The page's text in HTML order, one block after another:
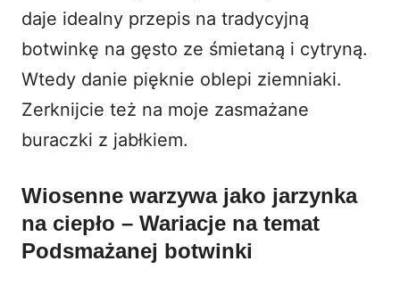
daje idealny przepis na tradycyjną
botwinkę na gęsto ze śmietaną i cytryną.
Wtedy danie pięknie oblepi ziemniaki.
Zerknijcie też na moje zasmażane
buraczki z jabłkiem.
Wiosenne warzywa jako jarzynka
na ciepło – Wariacje na temat
Podsmażanej botwinki